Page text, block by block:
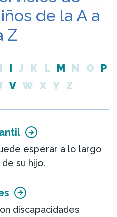
de la A a
Z
I J K L M N O
P
V W X Y Z
esperar a lo largo
su hijo.
discapacidades